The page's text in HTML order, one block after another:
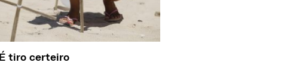
É tiro certeiro